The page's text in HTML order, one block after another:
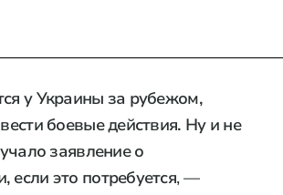
у Украины за рубежом,
боевые действия. Ну и не
заявление о
это потребуется, —